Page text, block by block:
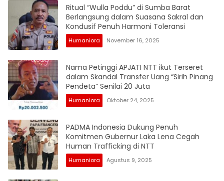
Ritual “Wulla Poddu” di Sumba Barat
Berlangsung dalam Suasana Sakral dan
Kondusif Penuh Harmoni Toleransi
Humaniora November 16, 2025
Nama Petinggi APJATI NTT ikut Terseret
dalam Skandal Transfer Uang “Sirih Pinang
Pendeta” Senilai 20 Juta
Humaniora Oktober 24, 2025
PADMA Indonesia Dukung Penuh
Komitmen Gubernur Laka Lena Cegah
Human Trafficking di NTT
Humaniora Agustus 9, 2025